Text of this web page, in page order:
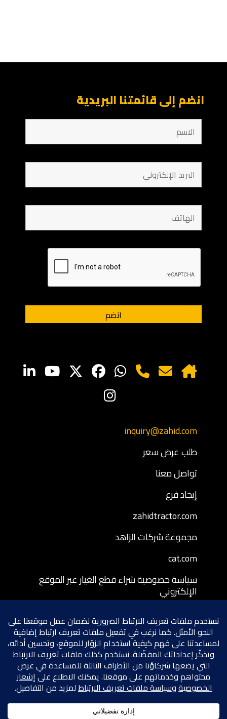
انضم إلى قائمتنا البريدية
inquiry@zahid.com
طلب عرض سعر
تواصل معنا
إيجاد فرع
zahidtractor.com
مجموعة شركات الزاهد
cat.com
سياسة خصوصية شراء قطع الغيار عبر الموقع
الإلكتروني
الإلكتروني
سياسة إرجاع قطع الغيار المشتراة عبر الموقع
الإلكتروني
شروط الخصوصية
سياسة ملفات تعريف الارتباط